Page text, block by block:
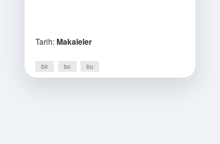
Tarih: Makaleler
bir bo bu